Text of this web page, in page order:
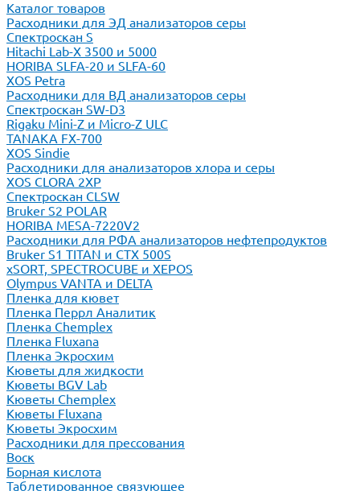
Каталог товаров
Расходники для ЭД анализаторов серы
Спектроскан S
Hitachi Lab-X 3500 и 5000
HORIBA SLFA-20 и SLFA-60
XOS Petra
Расходники для ВД анализаторов серы
Спектроскан SW-D3
Rigaku Mini-Z и Micro-Z ULC
TANAKA FX-700
XOS Sindie
Расходники для анализаторов хлора и серы
XOS CLORA 2XP
Спектроскан CLSW
Bruker S2 POLAR
HORIBA MESA-7220V2
Расходники для РФА анализаторов нефтепродуктов
Bruker S1 TITAN и CTX 500S
xSORT, SPECTROCUBE и XEPOS
Olympus VANTA и DELTA
Пленка для кювет
Пленка Перрл Аналитик
Пленка Chemplex
Пленка Fluxana
Пленка Экросхим
Кюветы для жидкости
Кюветы BGV Lab
Кюветы Chemplex
Кюветы Fluxana
Кюветы Экросхим
Расходники для прессования
Воск
Борная кислота
Таблетированное связующее